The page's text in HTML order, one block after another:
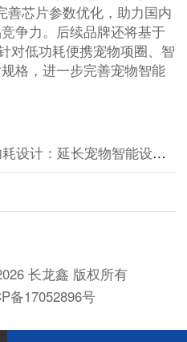
善芯片参数优化，助力国内
争力。后续品牌还将基于
对低功耗便携宠物项圈、智
格，进一步完善宠物智能
上一篇：LEDLCD 驱动低功耗设计：延长宠物智能设备续航关键
长龙鑫 版权所有
备17052896号